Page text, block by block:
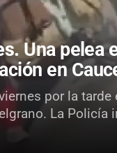
Una pelea
en
por la
La Policía